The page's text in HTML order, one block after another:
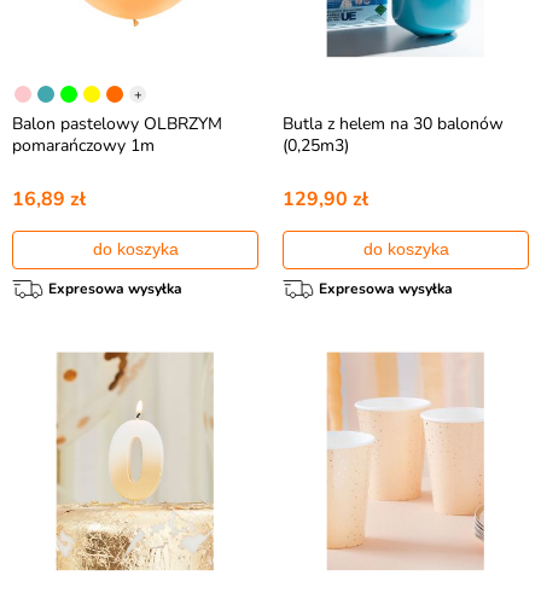
+
Balon pastelowy OLBRZYM
pomarańczowy 1m
16,89 zł
do koszyka
Expresowa wysyłka
Butla z helem na 30 balonów
(0,25m3)
129,90 zł
do koszyka
Expresowa wysyłka